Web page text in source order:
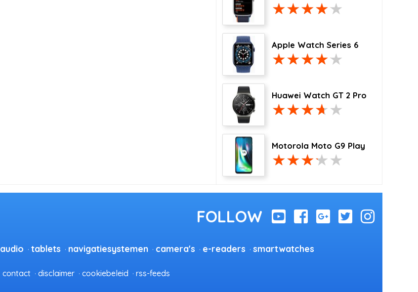
Apple Watch Series 6
Huawei Watch GT 2 Pro
Motorola Moto G9 Play
audio tablets navigatiesystemen camera's e-readers smartwatches
contact disclaimer cookiebeleid rss-feeds